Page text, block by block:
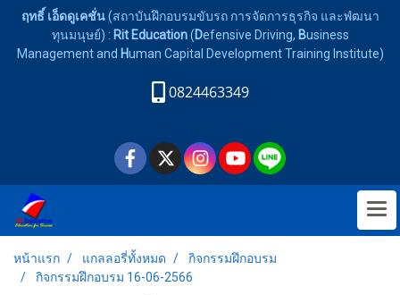
ฤทธิ์ เอ็ดดูเคชั่น(สถาบันฝึกอบรมขับรถ การจัดการธุรกิจ และพํฒนา
ทุนมนุษย์) : Rit Education(Defensive Driving, Business
Management and Human Capital Development Training Institute)
0824463349
หน้าแรก แกลลอรี่ทั้งหมด
กิจกรรมฝึกอบรม
กิจกรรมฝึกอบรม 16-06-2566